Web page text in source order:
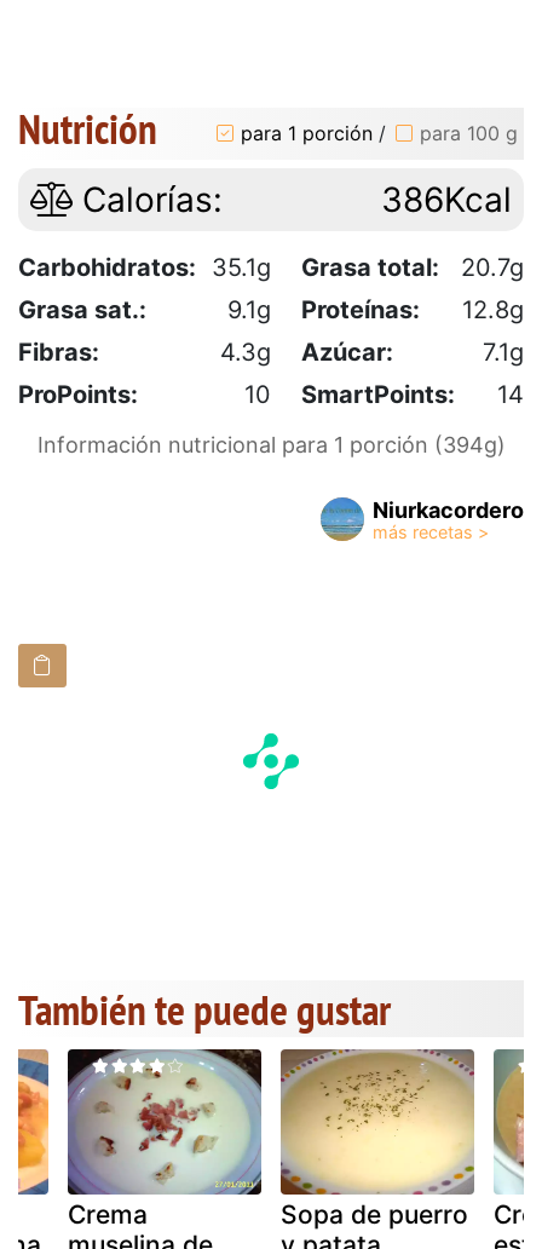
Nutrición para 1 porción / para 100 g
Calorías: 386Kcal
Carbohidratos: 35.1g Grasa total:
20.7g
Grasa sat.:
9.1g Proteínas:
12.8g
Fibras:
4.3g Azúcar:
7.1g
ProPoints:
10 SmartPoints: 14
Información nutricional para 1 porción (394g)
Niurkacordero
También te puede gustar
Crema
Sopa de puerro